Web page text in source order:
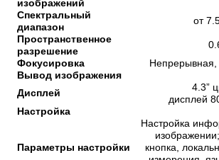
изображений
Спектральный
диапазон
от
Пространственное
разрешение
Фокусировка
Непрерывная,
Вывод изображения
Дисплей
4.3”
дисплей
Настройка
Параметры настройки
Настройка
кнопка,